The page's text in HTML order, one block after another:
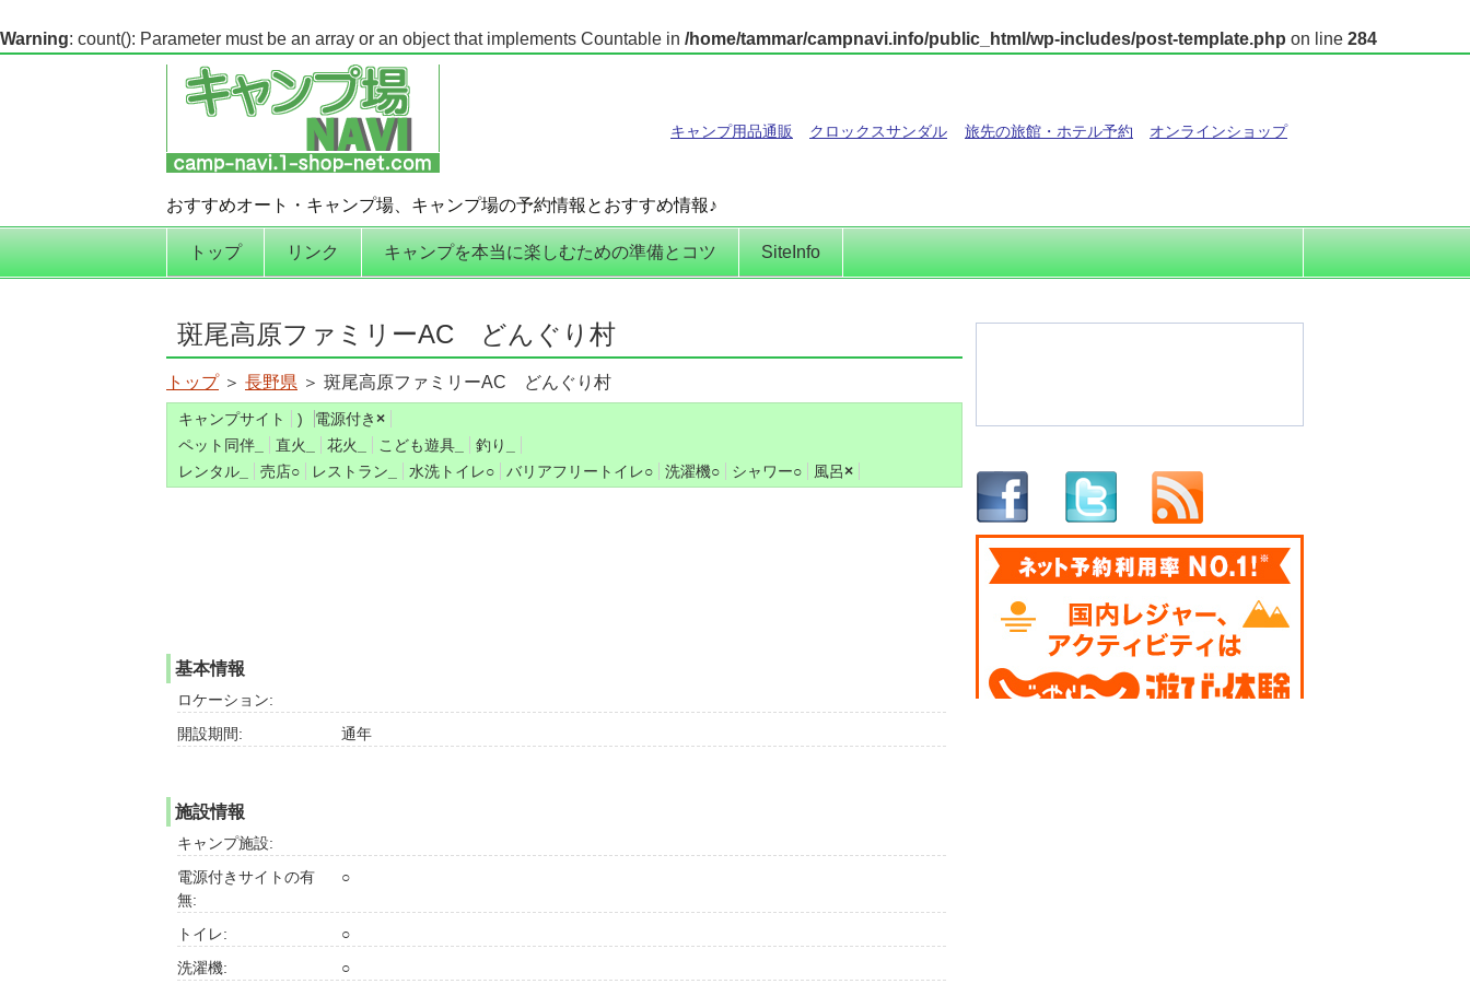
Warning: count(): Parameter must be an array or an object that implements Countable in /home/tammar/campnavi.info/public_html/wp-includes/post-template.php on line 284
キャンプ用品通販 クロックスサンダル 旅先の旅館・ホテル予約 オンラインショップ
おすすめオート・キャンプ場、キャンプ場の予約情報とおすすめ情報♪
コンテンツへ移動
トップ リンク キャンプを本当に楽しむための準備とコツ SiteInfo
斑尾高原ファミリーAC どんぐり村
トップ＞ 長野県 ＞ 斑尾高原ファミリーAC どんぐり村
キャンプサイト ) 電源付き ×
ペット同伴
直火 花火 こども遊具 釣り
レンタル
売店○ レストラン 水洗トイレ○ バリアフリートイレ○ 洗濯機○ シャワー○ 風呂×
基本情報
ロケーション:
開設期間:
通年
施設情報
キャンプ施設:
電源付きサイトの有
無:
○
トイレ:
○
洗濯機:
○